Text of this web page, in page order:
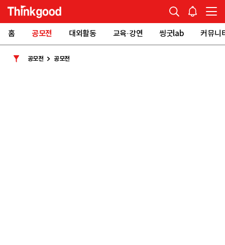
홈 공모전 대외활동 교육·강연 씽굿lab 커뮤니
공모전 공모전